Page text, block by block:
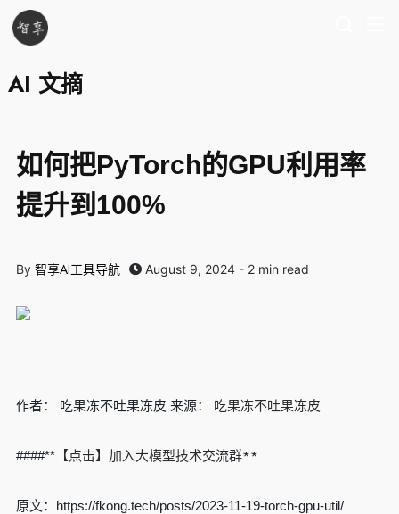
AI 文摘
如何把PyTorch的GPU利用率
提升到100%
By 智享AI工具导航 August 9, 2024 - 2 min read
作者： 吃果冻不吐果冻皮 来源： 吃果冻不吐果冻皮
####**【点击】加入大模型技术交流群**
原文：https://fkong.tech/posts/2023-11-19-torch-gpu-util/